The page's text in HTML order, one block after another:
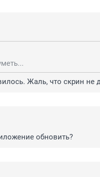
Жаль, что скрин не
обновить?